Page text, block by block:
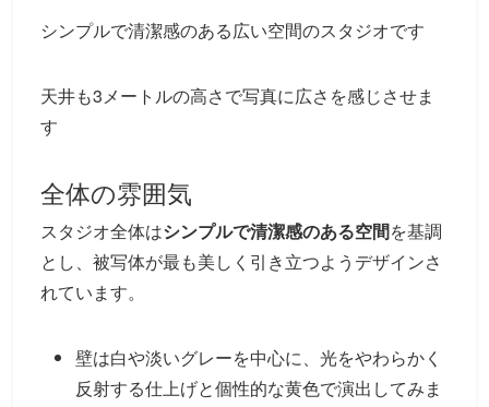
シンプルで清潔感のある広い空間のスタジオです
天井も3メートルの高さで写真に広さを感じさせま
す
全体の雰囲気
スタジオ全体はシンプルで清潔感のある空間を基調
とし、被写体が最も美しく引き立つようデザインさ
れています。
壁は白や淡いグレーを中心に、光をやわらかく
反射する仕上げと個性的な黄色で演出してみま